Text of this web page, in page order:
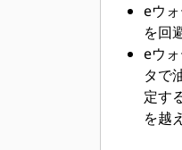
eウ
を回
eウ
タで
定す
を越